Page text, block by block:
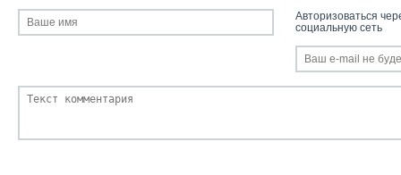
Авторизоваться
социальную сеть